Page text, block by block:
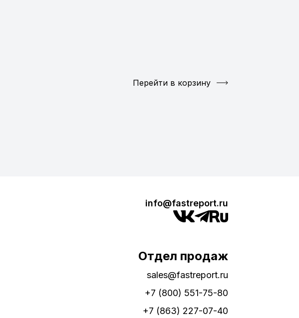
Перейти в корзину
info@fastreport.ru
Отдел продаж
sales@fastreport.ru
+7 (800) 551-75-80
+7 (863) 227-07-40